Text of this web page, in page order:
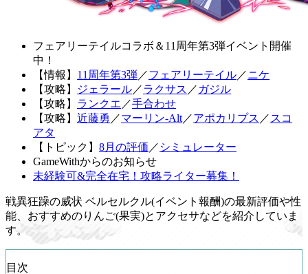
フェアリーテイルコラボ＆11周年第3弾イベント開催
中！
【情報】 11周年第3弾／フェアリーテイル／ニケ
【攻略】
ジェラール／ラクサス ／ ガジル
【攻略】 ランクエ ／手合わせ
【攻略】 近藤勇 ／マーリン-Alt／アポカリプス ／ スコ
アタ
【トピック】 8月の評価 ／ シミュレーター
GameWithからのお知らせ
未経験可&完全在宅！攻略ライター募集！
戦異狂躁の威状 ベルセルクル(イベント報酬)の最新評価や性
能、おすすめのりんご(果実)とアクセサなどを紹介していま
す。
目次